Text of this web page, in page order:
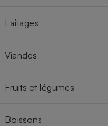
Laitages
Viandes
Fruits et légumes
Boissons